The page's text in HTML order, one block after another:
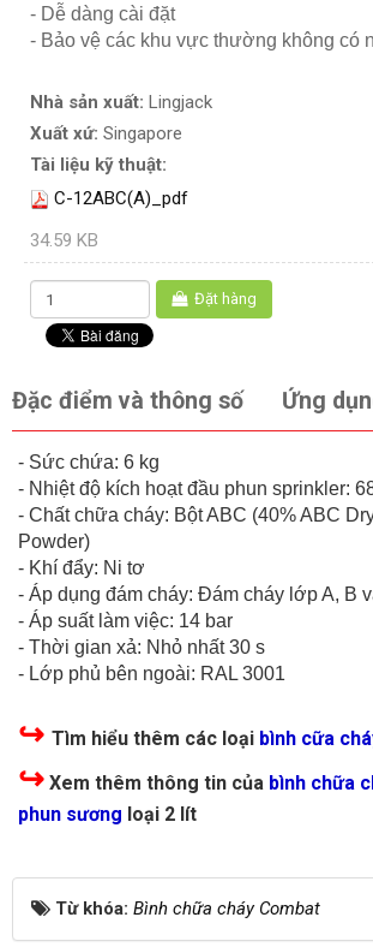
- Dễ dàng cài đặt
- Bảo vệ các khu vực thường không có
Nhà sản xuất: Lingjack
Xuất xứ: Singapore
Tài liệu kỹ thuật:
C-12ABC(A)_pdf
34.59 KB
Đặt hàng
Đặc điểm và thông số Ứng
- Sức chứa: 6 kg
- Nhiệt độ kích hoạt đầu phun sprinkler:
- Chất chữa cháy: Bột ABC (40% ABC
Powder)
- Khí đẩy: Ni tơ
- Áp dụng đám cháy: Đám cháy lớp A, B
- Áp suất làm việc: 14 bar
- Thời gian xả: Nhỏ nhất 30 s
- Lớp phủ bên ngoài: RAL 3001
↪ Tìm hiểu thêm các loại bình cữa
↪ Xem thêm thông tin của bình chữa
phun sương loại 2 lít
Từ khóa: Bình chữa cháy Combat